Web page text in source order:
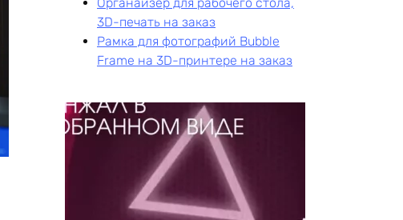
3D-печать на заказ
Рамка для фотографий Bubble
Frame на 3D-принтере на заказ